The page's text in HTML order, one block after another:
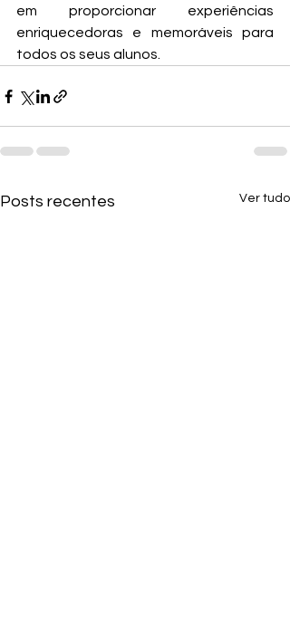
em proporcionar experiências
enriquecedoras e memoráveis para
todos os seus alunos.
Posts recentes Ver tudo